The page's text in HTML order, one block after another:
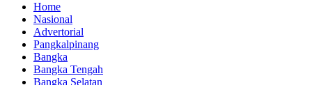
Home
Nasional
Advertorial
Pangkalpinang
Bangka
Bangka Tengah
Bangka Selatan